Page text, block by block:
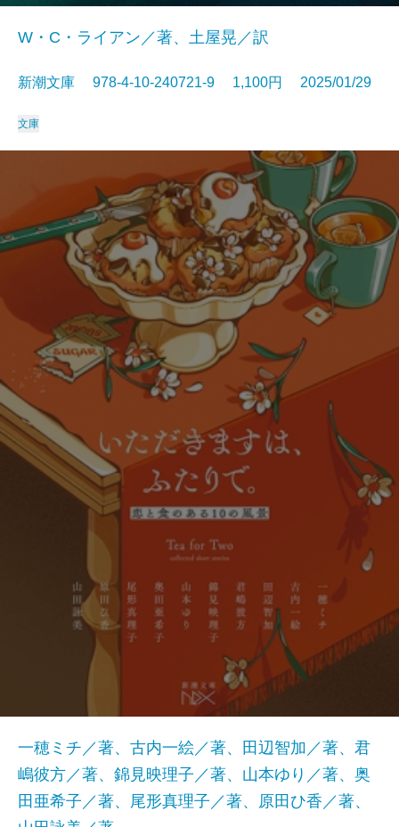
W・C・ライアン／著、土屋晃／訳
新潮文庫 978-4-10-240721-9 1,100円 2025/01/29
文庫
一穂ミチ／著、古内一絵／著、田辺智加／著、君
嶋彼方／著、錦見映理子／著、山本ゆり／著、奥
田亜希子／著、尾形真理子／著、原田ひ香／著、